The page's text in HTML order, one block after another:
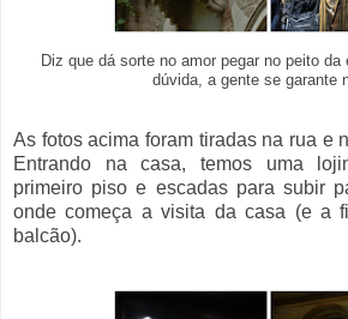
Diz que dá sorte no amor pegar no peito
dúvida, a gente se garante
As fotos acima foram tiradas na rua e
Entrando na casa, temos uma
primeiro piso e escadas para subir
onde começa a visita da casa (e a
balcão).